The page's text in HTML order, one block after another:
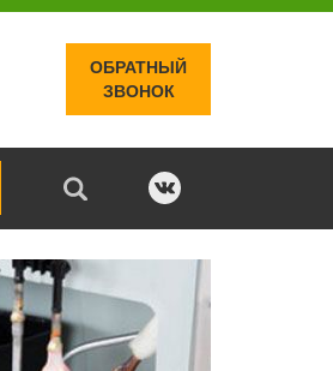
ОБРАТНЫЙ
ЗВОНОК